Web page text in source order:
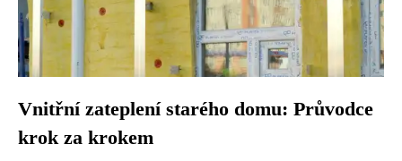
Vnitřní zateplení starého domu: Průvodce
krok za krokem